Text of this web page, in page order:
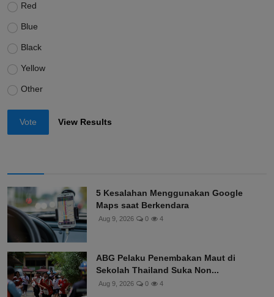
Red
Blue
Black
Yellow
Other
Vote View Results
5 Kesalahan Menggunakan Google
Maps saat Berkendara
Aug 9, 2026 0 4
ABG Pelaku Penembakan Maut di
Sekolah Thailand Suka Non...
Aug 9, 2026 0 4